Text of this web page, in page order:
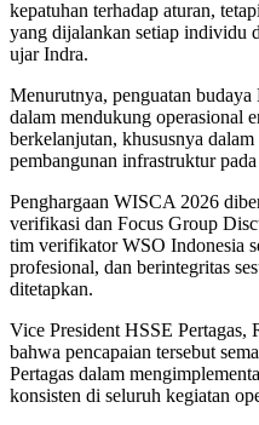
kepatuhan terhadap aturan,
yang dijalankan setiap individu
ujar Indra.
Menurutnya, penguatan
dalam mendukung operasional
berkelanjutan, khususnya
pembangunan infrastruktur
Penghargaan WISCA 2026
verifikasi dan Focus Group
tim verifikator WSO Indonesia
profesional, dan berintegritas
ditetapkan.
Vice President HSSE Pertagas,
bahwa pencapaian tersebut
Pertagas dalam
konsisten di seluruh kegiatan